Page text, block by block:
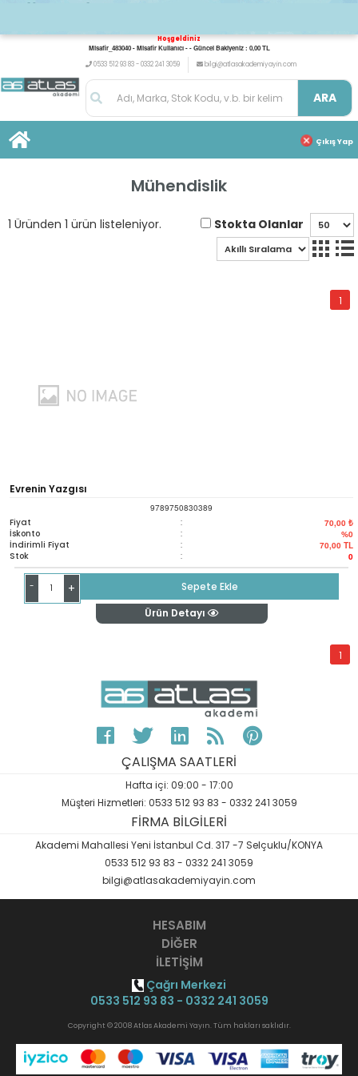
Hoşgeldiniz
Misafir_483040 - Misafir Kullanıcı - - Güncel Bakiyeniz : 0,00 TL
0533 512 93 83 - 0332 241 3059
bilgi@atlasakademiyayin.com
ARA
Çıkış Yap
Mühendislik
1 Üründen 1 ürün listeleniyor. Stokta Olanlar
1
Evrenin Yazgısı
9789750830389
Fiyat : 70,00 ₺
İskonto : %0
İndirimli Fiyat : 70,00 TL
Stok : 0
- +
Sepete Ekle
Ürün Detayı
1
ÇALIŞMA SAATLERİ
Hafta içi: 09:00 - 17:00
Müşteri Hizmetleri: 0533 512 93 83 - 0332 241 3059
FİRMA BİLGİLERİ
Akademi Mahallesi Yeni İstanbul Cd. 317 -7 Selçuklu/KONYA
0533 512 93 83 - 0332 241 3059
bilgi@atlasakademiyayin.com
HESABIM
DİĞER
İLETİŞİM
Çağrı Merkezi
0533 512 93 83 - 0332 241 3059
Copyright © 2008 Atlas Akademi Yayın. Tüm hakları saklıdır.